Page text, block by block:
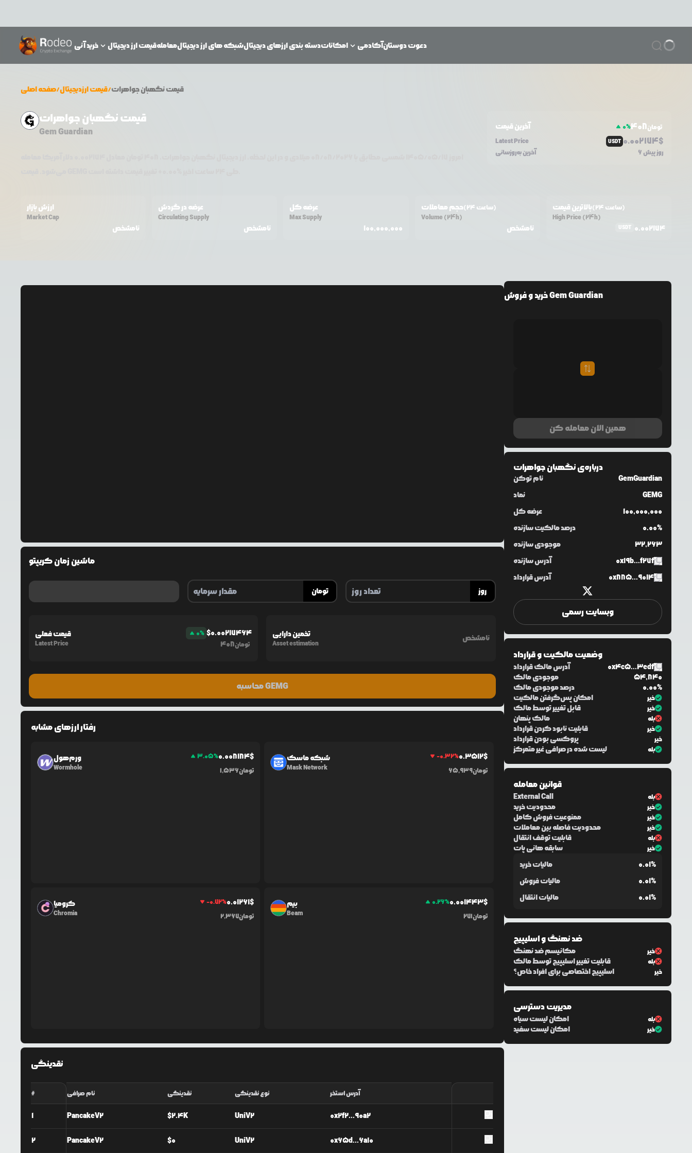
خرید آنی قیمت ارز دیجیتالمعاملهشبکه‌ های ارز دیجیتالدسته بندی ارزهای دیجیتالامکانات آکادمیدعوت دوستان
صفحه اصلی/قیمت ارزدیجیتال/ قیمتنگهبان جواهرات
قیمت نگهبان جواهرات
Gem Guardian آخرین قیمت 0%408تومان
Latest Price
USDT 0.002174$
آخرین به‌روزسانی 6 روز پیش
ارزش بازار
Market Cap
نامشخص
عرضه در گردش
Circulating Supply
نامشخص
عرضه کل
Max Supply
100,000,000
حجم معاملات
(24 ساعت)
Volume (24h)
نامشخص
بالاترین قیمت
(24 ساعت)
High Price (24h)
USDT 0.002174
ماشین زمان کریپتو
تومان روز
قیمت فعلی
Latest Price
0% $0.00217464
408تومان
تخمین دارایی
Asset estimation
نامشخص
محاسبه GEMG
رفتار ارزهای مشابه
ورم‌هول
Wormhole
3.05%0.008184$
1,536تومان
شبکه ماسک
Mask Network
-0.32%0.3512$
65,939تومان
کرومیا
Chromia
-0.72%0.01261$
2,367تومان
بیم
Beam
0.26%0.001443$
271تومان
نقدینگی
# نام صرافی نقدینگی نوع نقدینگی آدرس استخر
1 PancakeV2 $2.4K UniV2 0x2f2...90a2
2 PancakeV2 $0 UniV2 0x65d...6a10
خرید و فروش Gem Guardian
همین الان معامله کن
درباره‌ینگهبان جواهرات
نام توکن
GemGuardian
نماد
GEMG
عرضه کل
100,000,000
درصد مالکیت سازنده
0.00%
موجودی سازنده
32,263
آدرس سازنده
0x19b...f27f
آدرس قرارداد
0x885...9014
وبسایت رسمی
وضعیت مالکیت و قرارداد
آدرس مالک قرارداد
0x4c5...3edf
موجودی مالک
54,840
درصد موجودی مالک
0.00%
امکان پس‌گرفتن مالکیت
خیر
قابل تغییر توسط مالک خیر
مالک پنهان بله
قابلیت نابود کردن قرارداد خیر
پروکسی بودن قرارداد خیر
لیست شده در صرافی غیر متمرکز بله
قوانین معامله
External Call بله
محدودیت خرید خیر
ممنوعیت فروش کامل خیر
محدودیت فاصله بین معاملات خیر
قابلیت توقف انتقال بله
سابقه هانی پات خیر
مالیات خرید
0.01%
مالیات فروش
0.01%
مالیات انتقال
0.01%
ضد نهنگ و اسلیپیج
مکانیسم ضد نهنگ خیر
قابلیت تغییر اسلیپیج توسط مالک بله
اسلیپیج اختصاصی برای افراد خاص؟ خیر
مدیریت دسترسی
امکان لیست سیاه بله
امکان لیست سفید خیر